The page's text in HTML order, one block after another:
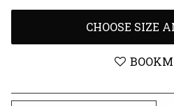
CHOOSE SIZE